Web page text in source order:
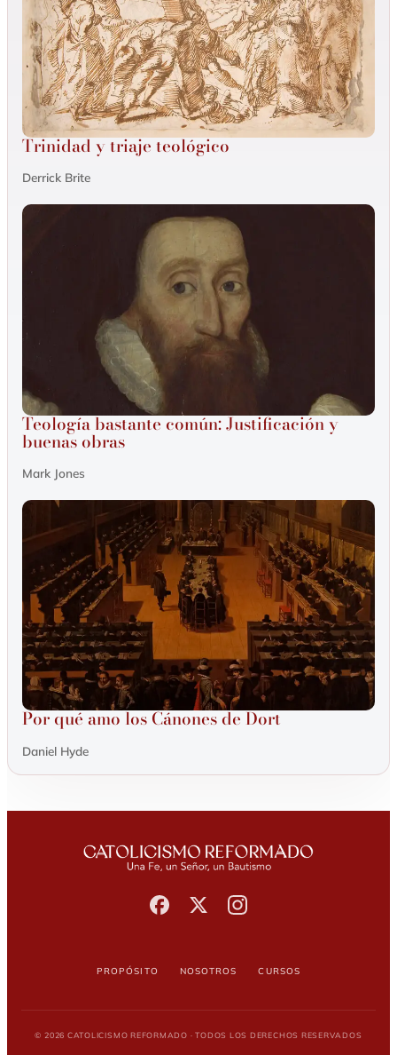
Trinidad y triaje teológico
Derrick Brite
Teología bastante común: Justificación y
buenas obras
Mark Jones
Por qué amo los Cánones de Dort
Daniel Hyde
Propósito Nosotros Cursos
© 2026 Catolicismo Reformado · Todos los derechos reservados